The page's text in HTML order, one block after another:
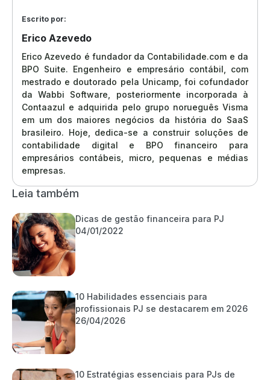
Escrito por:
Erico Azevedo
Erico Azevedo é fundador da Contabilidade.com e da
BPO Suite. Engenheiro e empresário contábil, com
mestrado e doutorado pela Unicamp, foi cofundador
da Wabbi Software, posteriormente incorporada à
Contaazul e adquirida pelo grupo norueguês Visma
em um dos maiores negócios da história do SaaS
brasileiro. Hoje, dedica-se a construir soluções de
contabilidade digital e BPO financeiro para
empresários contábeis, micro, pequenas e médias
empresas.
Leia também
Dicas de gestão financeira para PJ
04/01/2022
10 Habilidades essenciais para
profissionais PJ se destacarem em 2026
26/04/2026
10 Estratégias essenciais para PJs de